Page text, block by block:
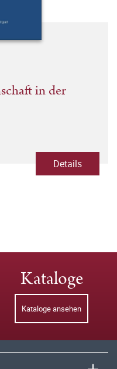
in der
Details
Kataloge
Kataloge ansehen